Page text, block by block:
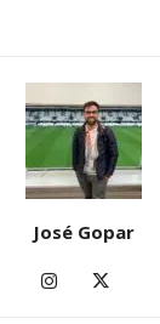
José Gopar